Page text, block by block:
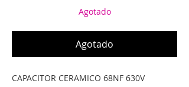
Agotado
Agotado
CAPACITOR CERAMICO 68NF 630V